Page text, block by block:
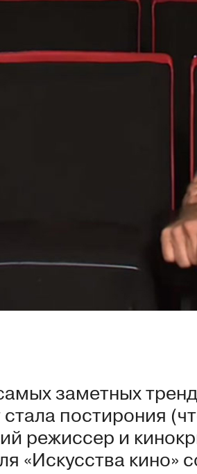
заметных
стала постирония
режиссер и
«Искусства кино»